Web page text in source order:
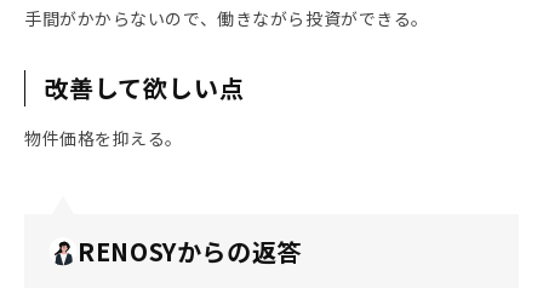
手間がかからないので、働きながら投資ができる。
改善して欲しい点
物件価格を抑える。
RENOSYからの返答